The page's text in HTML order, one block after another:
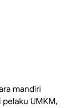
mandiri
UMKM,